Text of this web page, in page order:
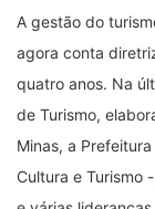
A gestão do
agora conta
quatro anos. Na
de Turismo,
Minas, a
Cultura e Turismo